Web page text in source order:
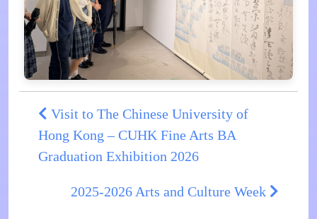
Visit to The Chinese University of
Hong Kong – CUHK Fine Arts BA
Graduation Exhibition 2026
2025-2026 Arts and Culture Week